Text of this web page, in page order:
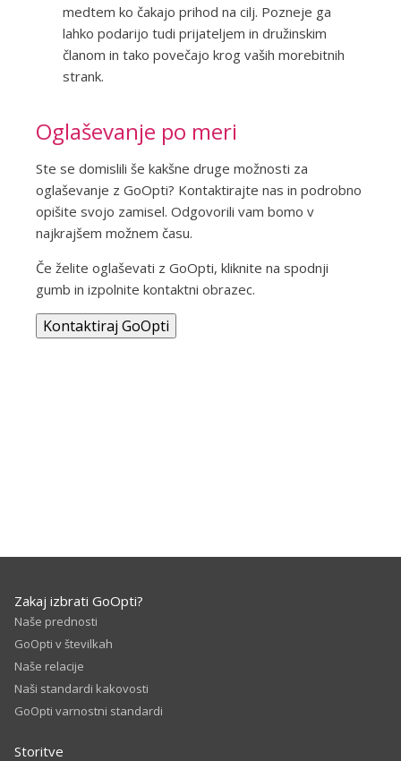
medtem ko čakajo prihod na cilj. Pozneje ga
lahko podarijo tudi prijateljem in družinskim
članom in tako povečajo krog vaših morebitnih
strank.
Oglaševanje po meri
Ste se domislili še kakšne druge možnosti za
oglaševanje z GoOpti? Kontaktirajte nas in podrobno
opišite svojo zamisel. Odgovorili vam bomo v
najkrajšem možnem času.
Če želite oglaševati z GoOpti, kliknite na spodnji
gumb in izpolnite kontaktni obrazec.
Kontaktiraj GoOpti
Zakaj izbrati GoOpti?
Naše prednosti
GoOpti v številkah
Naše relacije
Naši standardi kakovosti
GoOpti varnostni standardi
Storitve